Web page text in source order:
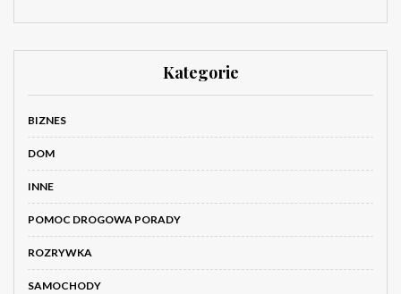
Kategorie
BIZNES
DOM
INNE
POMOC DROGOWA PORADY
ROZRYWKA
SAMOCHODY